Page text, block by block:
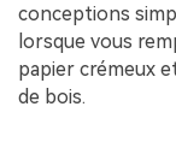
conceptions
lorsque vous
papier crémeux
de bois.